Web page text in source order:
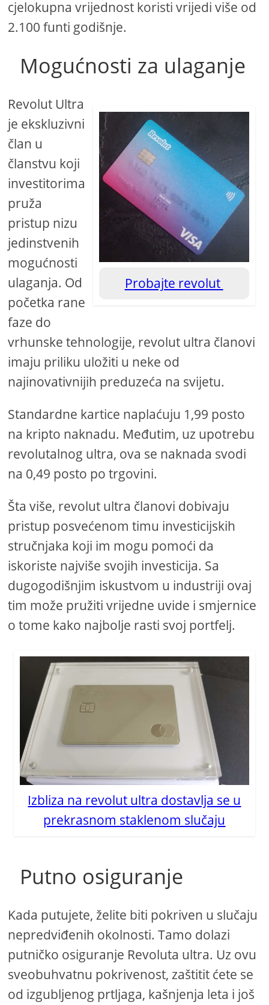
cjelokupna vrijednost koristi vrijedi više od
2.100 funti godišnje.
Mogućnosti za ulaganje
Probajte revolut
Revolut Ultra
je ekskluzivni
član u
članstvu koji
investitorima
pruža
pristup nizu
jedinstvenih
mogućnosti
ulaganja. Od
početka rane
faze do
vrhunske tehnologije, revolut ultra članovi
imaju priliku uložiti u neke od
najinovativnijih preduzeća na svijetu.
Standardne kartice naplaćuju 1,99 posto
na kripto naknadu. Međutim, uz upotrebu
revolutalnog ultra, ova se naknada svodi
na 0,49 posto po trgovini.
Šta više, revolut ultra članovi dobivaju
pristup posvećenom timu investicijskih
stručnjaka koji im mogu pomoći da
iskoriste najviše svojih investicija. Sa
dugogodišnjim iskustvom u industriji ovaj
tim može pružiti vrijedne uvide i smjernice
o tome kako najbolje rasti svoj portfelj.
Izbliza na revolut ultra dostavlja se u
prekrasnom staklenom slučaju
Putno osiguranje
Kada putujete, želite biti pokriven u slučaju
nepredviđenih okolnosti. Tamo dolazi
putničko osiguranje Revoluta ultra. Uz ovu
sveobuhvatnu pokrivenost, zaštitit ćete se
od izgubljenog prtljaga, kašnjenja leta i još